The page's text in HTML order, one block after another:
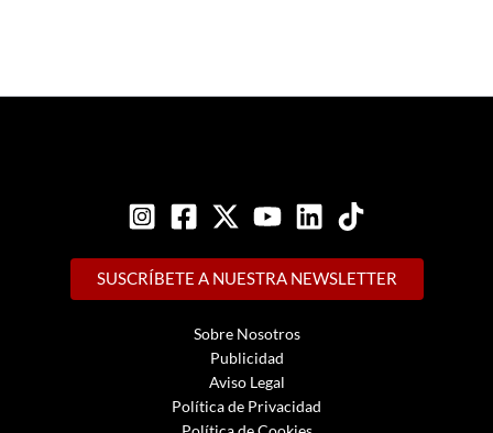
SUSCRÍBETE A NUESTRA NEWSLETTER
Sobre Nosotros
Publicidad
Aviso Legal
Política de Privacidad